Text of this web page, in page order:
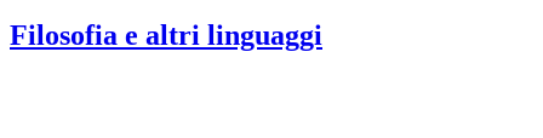
Filosofia e altri linguaggi